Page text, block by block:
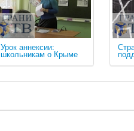
Урок аннексии:
школьникам о Крыме